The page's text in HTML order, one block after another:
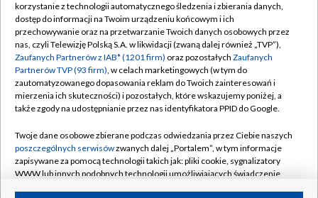
TVP
Abonament TVP
Emisja w TVP
Centrum informacji TVP
Naziemna Telewizja Cyfrowa
Rada Programowa
System NOS
Informacje o nadawcy
Regulamin TVP
Polityka prywatności
Moje zgody
Pomoc
Kontakt
Kanały
korzystanie z technologii automatycznego śledzenia i zbierania danych,
dostęp do informacji na Twoim urządzeniu końcowym i ich
przechowywanie oraz na przetwarzanie Twoich danych osobowych przez
nas, czyli Telewizję Polską S.A. w likwidacji (zwaną dalej również „TVP”),
Zaufanych Partnerów z IAB* (1201 firm) oraz pozostałych Zaufanych
Partnerów TVP (93 firm), w celach marketingowych (w tym do
zautomatyzowanego dopasowania reklam do Twoich zainteresowań i
mierzenia ich skuteczności) i pozostałych, które wskazujemy poniżej, a
także zgody na udostępnianie przez nas identyfikatora PPID do Google.
Twoje dane osobowe zbierane podczas odwiedzania przez Ciebie naszych
poszczególnych serwisówzwanych dalej „Portalem”, w tym informacje
zapisywane za pomocą technologii takich jak: pliki cookie, sygnalizatory
WWW lub innych podobnych technologii umożliwiających świadczenie